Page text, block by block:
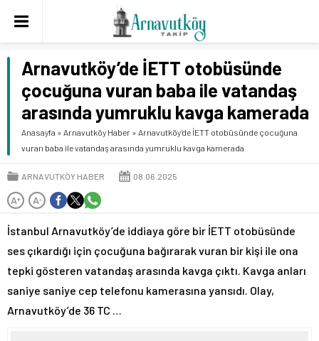
Arnavutköy’de İETT otobüsünde
çocuğuna vuran baba ile vatandaş
arasında yumruklu kavga kamerada
Anasayfa » Arnavutköy Haber » Arnavutköy’de İETT otobüsünde çocuğuna
vuran baba ile vatandaş arasında yumruklu kavga kamerada
ARNAVUTKÖY HABER 08.06.2025
A+ A-
İstanbul Arnavutköy’de iddiaya göre bir İETT otobüsünde
ses çıkardığı için çocuğuna bağırarak vuran bir kişi ile ona
tepki gösteren vatandaş arasında kavga çıktı. Kavga anları
saniye saniye cep telefonu kamerasına yansıdı. Olay,
Arnavutköy’de 36 TC …